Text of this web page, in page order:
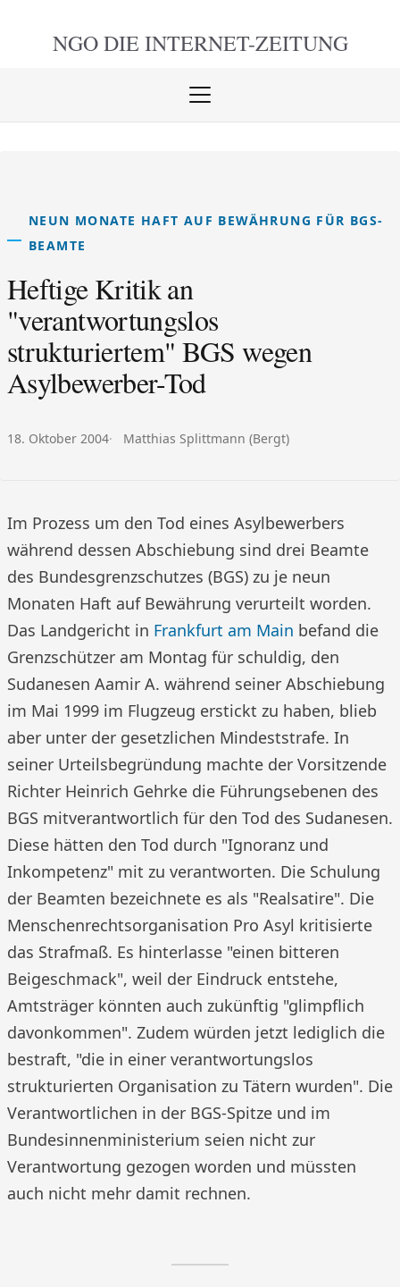
NGO DIE INTERNET-ZEITUNG
Menü
NEUN MONATE HAFT AUF BEWÄHRUNG FÜR BGS-
BEAMTE
Heftige Kritik an
"verantwortungslos
strukturiertem" BGS wegen
Asylbewerber-Tod
Veröffentlicht am:
18. Oktober 2004 Autor:
Matthias Splittmann (Bergt)
Im Prozess um den Tod eines Asylbewerbers
während dessen Abschiebung sind drei Beamte
des Bundesgrenzschutzes (BGS) zu je neun
Monaten Haft auf Bewährung verurteilt worden.
Das Landgericht in Frankfurt am Main befand die
Grenzschützer am Montag für schuldig, den
Sudanesen Aamir A. während seiner Abschiebung
im Mai 1999 im Flugzeug erstickt zu haben, blieb
aber unter der gesetzlichen Mindeststrafe. In
seiner Urteilsbegründung machte der Vorsitzende
Richter Heinrich Gehrke die Führungsebenen des
BGS mitverantwortlich für den Tod des Sudanesen.
Diese hätten den Tod durch "Ignoranz und
Inkompetenz" mit zu verantworten. Die Schulung
der Beamten bezeichnete es als "Realsatire". Die
Menschenrechtsorganisation Pro Asyl kritisierte
das Strafmaß. Es hinterlasse "einen bitteren
Beigeschmack", weil der Eindruck entstehe,
Amtsträger könnten auch zukünftig "glimpflich
davonkommen". Zudem würden jetzt lediglich die
bestraft, "die in einer verantwortungslos
strukturierten Organisation zu Tätern wurden". Die
Verantwortlichen in der BGS-Spitze und im
Bundesinnenministerium seien nicht zur
Verantwortung gezogen worden und müssten
auch nicht mehr damit rechnen.